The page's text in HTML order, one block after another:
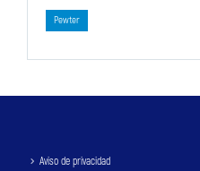
Pewter
Aviso de privacidad